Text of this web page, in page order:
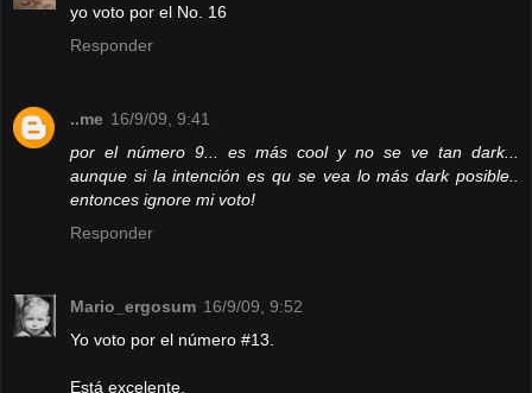
yo voto por el No. 16
Responder
..me 16/9/09, 9:41
por el número 9... es más cool y no se ve tan dark...
aunque si la intención es qu se vea lo más dark posible..
entonces ignore mi voto!
Responder
Mario_ergosum 16/9/09, 9:52
Yo voto por el número #13.
Está excelente.